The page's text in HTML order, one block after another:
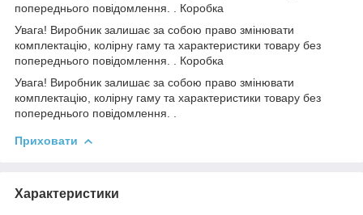
попереднього повідомлення. . Коробка
Увага! Виробник залишає за собою право змінювати
комплектацію, колірну гаму та характеристики товару без
попереднього повідомлення. . Коробка
Увага! Виробник залишає за собою право змінювати
комплектацію, колірну гаму та характеристики товару без
попереднього повідомлення. .
Приховати
Характеристики